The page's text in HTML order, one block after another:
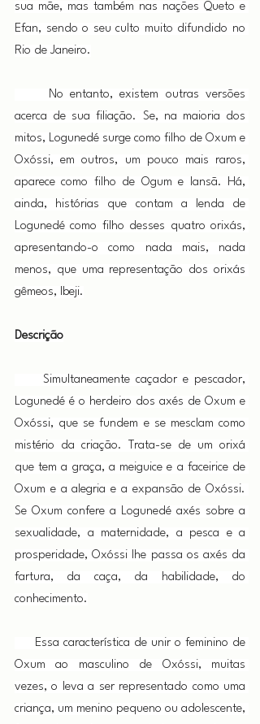
sua mãe, mas também nas nações Queto e
Efan, sendo o seu culto muito difundido no
Rio de Janeiro.
No entanto, existem outras versões
acerca de sua filiação. Se, na maioria dos
mitos, Logunedé surge como filho de Oxum e
Oxóssi, em outros, um pouco mais raros,
aparece como filho de Ogum e Iansã. Há,
ainda, histórias que contam a lenda de
Logunedé como filho desses quatro orixás,
apresentando-o como nada mais, nada
menos, que uma representação dos orixás
gêmeos, Ibeji.
Descrição
Simultaneamente caçador e pescador,
Logunedé é o herdeiro dos axés de Oxum e
Oxóssi, que se fundem e se mesclam como
mistério da criação. Trata-se de um orixá
que tem a graça, a meiguice e a faceirice de
Oxum e a alegria e a expansão de Oxóssi.
Se Oxum confere a Logunedé axés sobre a
sexualidade, a maternidade, a pesca e a
prosperidade, Oxóssi lhe passa os axés da
fartura, da caça, da habilidade, do
conhecimento.
Essa característica de unir o feminino de
Oxum ao masculino de Oxóssi, muitas
vezes, o leva a ser representado como uma
criança, um menino pequeno ou adolescente,